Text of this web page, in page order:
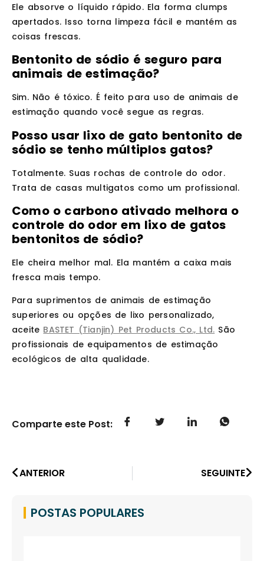
Ele absorve o líquido rápido. Ela forma clumps
apertados. Isso torna limpeza fácil e mantém as
coisas frescas.
Bentonito de sódio é seguro para
animais de estimação?
Sim. Não é tóxico. É feito para uso de animais de
estimação quando você segue as regras.
Posso usar lixo de gato bentonito de
sódio se tenho múltiplos gatos?
Totalmente. Suas rochas de controle do odor.
Trata de casas multigatos como um profissional.
Como o carbono ativado melhora o
controle do odor em lixo de gatos
bentonitos de sódio?
Ele cheira melhor mal. Ela mantém a caixa mais
fresca mais tempo.
Para suprimentos de animais de estimação
superiores ou opções de lixo personalizado,
aceite BASTET (Tianjin) Pet Products Co., Ltd. São
profissionais de equipamentos de estimação
ecológicos de alta qualidade.
Comparte este Post:
ANTERIOR SEGUINTE
POSTAS POPULARES